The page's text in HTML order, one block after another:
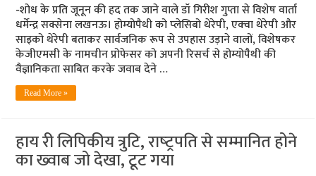
-शोध के प्रति जूनून की हद तक जाने वाले डॉ गिरीश गुप्ता से विशेष वार्ता
धर्मेन्द्र सक्सेना लखनऊ। होम्योपैथी को प्‍लेसिबो थेरेपी, एक्‍वा थेरेपी और
साइको थेरेपी बताकर सार्वजनिक रूप से उपहास उड़ाने वालों, विशेषकर
केजीएमसी के नामचीन प्रोफेसर को अपनी रिसर्च से होम्योपैथी की
वैज्ञानिकता साबित करके जवाब देने …
Read More »
हाय री लिपिकीय त्रुटि, राष्‍ट्रपति से सम्‍मानित होने
का ख्‍वाब जो देखा, टूट गया